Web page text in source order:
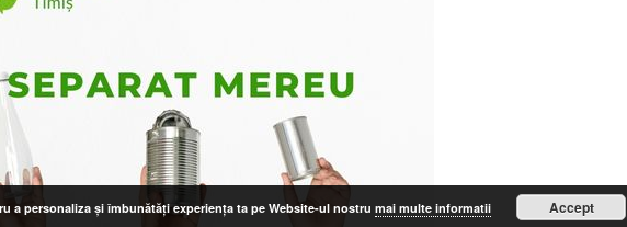
a personaliza și îmbunătăți experiența ta pe Website-ul nostru mai multe informatii Accept